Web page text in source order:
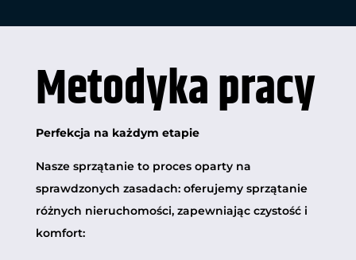
Metodyka pracy
Perfekcja na każdym etapie
Nasze sprzątanie to proces oparty na
sprawdzonych zasadach: oferujemy sprzątanie
różnych nieruchomości, zapewniając czystość i
komfort: